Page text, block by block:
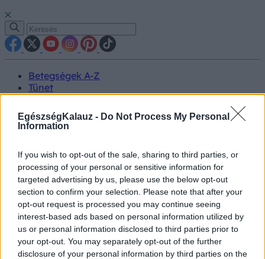
EgészségKalauz - Do Not Process My Personal
Information
If you wish to opt-out of the sale, sharing to third parties, or
processing of your personal or sensitive information for
targeted advertising by us, please use the below opt-out
section to confirm your selection. Please note that after your
opt-out request is processed you may continue seeing
interest-based ads based on personal information utilized by
us or personal information disclosed to third parties prior to
your opt-out. You may separately opt-out of the further
disclosure of your personal information by third parties on the
Betegségek A-Z
Tünet
Vizsgálat
Kezelés
Életmódváltás
Hírek
Videók
Kisállatok egészsége
#allergia #influenza#cukorbetegség
#orvosmeteorológia#vérnyomás#stroke#rákbetegség
#pajzsmirigy#reflux#ekcéma#herpesz
Regisztráció